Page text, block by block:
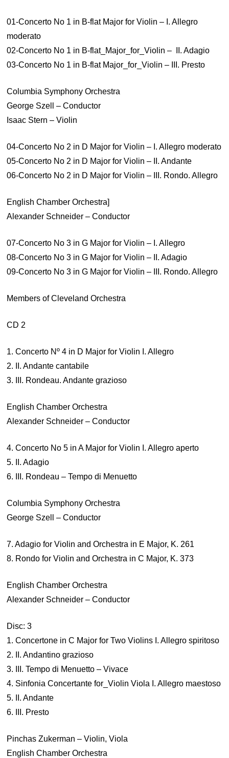
01-Concerto No 1 in B-flat Major for Violin – I. Allegro
moderato
02-Concerto No 1 in B-flat_Major_for_Violin – II. Adagio
03-Concerto No 1 in B-flat Major_for_Violin – III. Presto
Columbia Symphony Orchestra
George Szell – Conductor
Isaac Stern – Violin
04-Concerto No 2 in D Major for Violin – I. Allegro moderato
05-Concerto No 2 in D Major for Violin – II. Andante
06-Concerto No 2 in D Major for Violin – III. Rondo. Allegro
English Chamber Orchestra]
Alexander Schneider – Conductor
07-Concerto No 3 in G Major for Violin – I. Allegro
08-Concerto No 3 in G Major for Violin – II. Adagio
09-Concerto No 3 in G Major for Violin – III. Rondo. Allegro
Members of Cleveland Orchestra
CD 2
1. Concerto Nº 4 in D Major for Violin I. Allegro
2. II. Andante cantabile
3. III. Rondeau. Andante grazioso
English Chamber Orchestra
Alexander Schneider – Conductor
4. Concerto No 5 in A Major for Violin I. Allegro aperto
5. II. Adagio
6. III. Rondeau – Tempo di Menuetto
Columbia Symphony Orchestra
George Szell – Conductor
7. Adagio for Violin and Orchestra in E Major, K. 261
8. Rondo for Violin and Orchestra in C Major, K. 373
English Chamber Orchestra
Alexander Schneider – Conductor
Disc: 3
1. Concertone in C Major for Two Violins I. Allegro spiritoso
2. II. Andantino grazioso
3. III. Tempo di Menuetto – Vivace
4. Sinfonia Concertante for_Violin Viola I. Allegro maestoso
5. II. Andante
6. III. Presto
Pinchas Zukerman – Violin, Viola
English Chamber Orchestra